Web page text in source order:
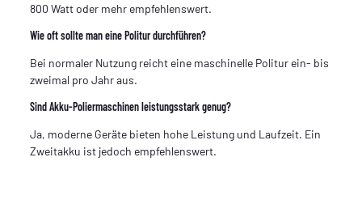
800 Watt oder mehr empfehlenswert.
Wie oft sollte man eine Politur durchführen?
Bei normaler Nutzung reicht eine maschinelle Politur ein- bis
zweimal pro Jahr aus.
Sind Akku-Poliermaschinen leistungsstark genug?
Ja, moderne Geräte bieten hohe Leistung und Laufzeit. Ein
Zweitakku ist jedoch empfehlenswert.